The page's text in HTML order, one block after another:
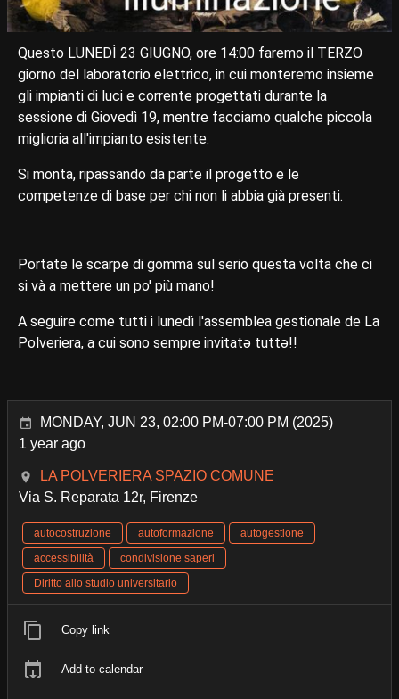
Questo LUNEDÌ 23 GIUGNO, ore 14:00 faremo il TERZO
giorno del laboratorio elettrico, in cui monteremo insieme
gli impianti di luci e corrente progettati durante la
sessione di Giovedì 19, mentre facciamo qualche piccola
miglioria all'impianto esistente.
Si monta, ripassando da parte il progetto e le
competenze di base per chi non li abbia già presenti.
Portate le scarpe di gomma sul serio questa volta che ci
si và a mettere un po' più mano!
A seguire come tutti i lunedì l'assemblea gestionale de La
Polveriera, a cui sono sempre invitatə tuttə!!
MONDAY, JUN 23, 02:00 PM-07:00 PM (2025)
1 year ago
LA POLVERIERA SPAZIO COMUNE
Via S. Reparata 12r, Firenze
autocostruzione autoformazione
autogestione
accessibilità
condivisione saperi
Diritto allo studio universitario
Copy link
Add to calendar